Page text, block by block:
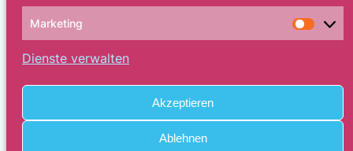
Marketing
Dienste verwalten
Akzeptieren
Ablehnen